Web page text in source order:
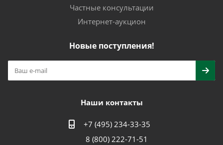
Частные консультации
Интернет-аукцион
Новые поступления!
Наши контакты
+7 (495) 234-33-35
8 (800) 222-71-51